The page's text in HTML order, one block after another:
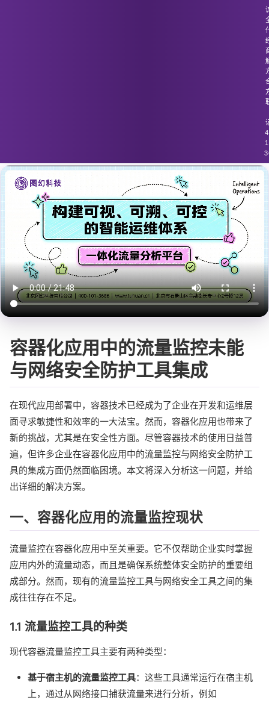
容器化应用中的流量监控未能
与网络安全防护工具集成
在现代应用部署中，容器技术已经成为了企业在开发和运维层
面寻求敏捷性和效率的一大法宝。然而，容器化应用也带来了
新的挑战，尤其是在安全性方面。尽管容器技术的使用日益普
遍，但许多企业在容器化应用中的流量监控与网络安全防护工
具的集成方面仍然面临困境。本文将深入分析这一问题，并给
出详细的解决方案。
一、容器化应用的流量监控现状
流量监控在容器化应用中至关重要。它不仅帮助企业实时掌握
应用内外的流量动态，而且是确保系统整体安全防护的重要组
成部分。然而，现有的流量监控工具与网络安全工具之间的集
成往往存在不足。
1.1 流量监控工具的种类
现代容器流量监控工具主要有两种类型：
基于宿主机的流量监控工具：这些工具通常运行在宿主机
上，通过从网络接口捕获流量来进行分析，例如